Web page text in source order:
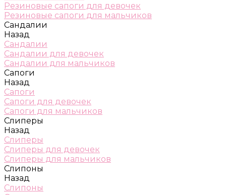
Резиновые сапоги для девочек
Резиновые сапоги для мальчиков
Сандалии
Назад
Сандалии
Сандалии для девочек
Сандалии для мальчиков
Сапоги
Назад
Сапоги
Сапоги для девочек
Сапоги для мальчиков
Слиперы
Назад
Слиперы
Слиперы для девочек
Слиперы для мальчиков
Слипоны
Назад
Слипоны